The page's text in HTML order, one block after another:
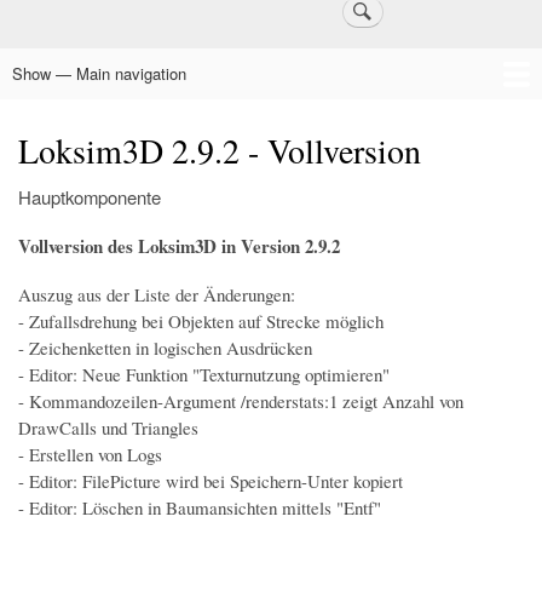
Main
Show — Main navigation
Loksim3D 2.9.2 - Vollversion
Hauptkomponente
Vollversion des Loksim3D in Version 2.9.2
Auszug aus der Liste der Änderungen:
- Zufallsdrehung bei Objekten auf Strecke möglich
- Zeichenketten in logischen Ausdrücken
- Editor: Neue Funktion "Texturnutzung optimieren"
- Kommandozeilen-Argument /renderstats:1 zeigt Anzahl von
DrawCalls und Triangles
- Erstellen von Logs
- Editor: FilePicture wird bei Speichern-Unter kopiert
- Editor: Löschen in Baumansichten mittels "Entf"